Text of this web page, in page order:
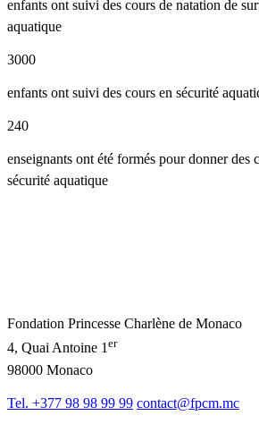
enfants ont suivi des cours de natation de
aquatique
3000
enfants ont suivi des cours en sécurité
240
enseignants ont été formés pour donner des
sécurité aquatique
Fondation Princesse Charlène de Monaco
4, Quai Antoine 1er
98000 Monaco
Tel. +377 98 98 99 99 contact@fpcm.mc